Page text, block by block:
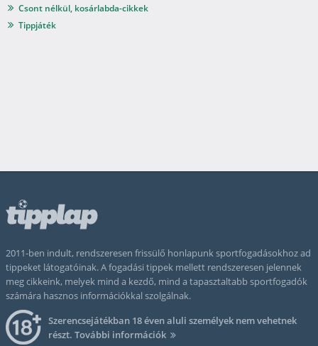
Csont nélkül, kosárlabda-cikkek
Tippjáték
2011-ben indult, rendszeresen frissülő honlapunk sportfogadásokhoz ad
tippeket látogatóinak. A fogadási tippek mellett rendszeresen jelennek
meg cikkeink, melyek mind a kezdő, mind a tapasztaltabb sportfogadók
számára hasznos információkkal szolgálnak.
Szerencsejátékban 18 éven aluli személyek nem vehetnek
részt. További információk